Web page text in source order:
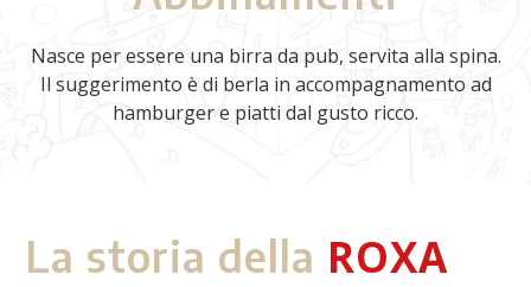
Nasce per essere una birra da pub, servita alla spina.
Il suggerimento è di berla in accompagnamento ad
hamburger e piatti dal gusto ricco.
La storia della ROXA